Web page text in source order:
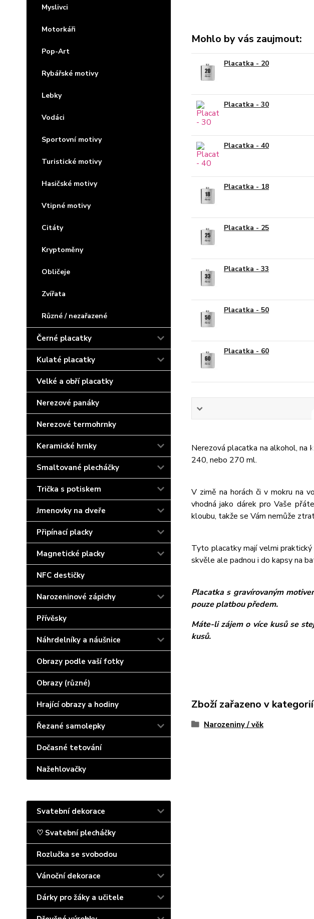
Myslivci
Motorkáři
Pop-Art
Rybářské motivy
Lebky
Vodáci
Sportovní motivy
Turistické motivy
Hasičské motivy
Vtipné motivy
Citáty
Kryptoměny
Obličeje
Zvířata
Různé / nezařazené
Černé placatky
Kulaté placatky
Velké a obří placatky
Nerezové panáky
Nerezové termohrnky
Keramické hrnky
Smaltované plecháčky
Trička s potiskem
Jmenovky na dveře
Připínací placky
Magnetické placky
NFC destičky
Narozeninové zápichy
Přívěsky
Náhrdelníky a náušnice
Obrazy podle vaší fotky
Obrazy (různé)
Hrající obrazy a hodiny
Řezané samolepky
Dočasné tetování
Nažehlovačky
Svatební dekorace
♡ Svatební plecháčky
Rozlučka se svobodou
Vánoční dekorace
Dárky pro žáky a učitele
Mohlo by vás zaujmout:
Placatka - 20
Placatka - 30
Placatka - 40
Placatka - 18
Placatka - 25
Placatka - 33
Placatka - 50
Placatka - 60
Nerezová placatka na alkohol,
240, nebo 270 ml.
V zimě na horách či v mokru na
vhodná jako dárek pro Vaše
kloubu, takže se Vám nemůže
Tyto placatky mají velmi
skvěle ale padnou i do kapsy na
Placatka s gravírovaným
pouze platbou předem.
Máte-li zájem o více kusů se
kusů.
Zboží zařazeno v
Narozeniny / věk